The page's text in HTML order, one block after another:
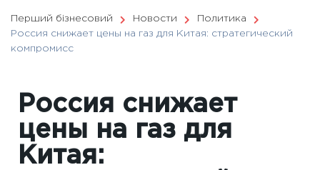
Перший бізнесовий Новости
Политика
Россия снижает цены на газ для Китая: стратегический
компромисс
Россия снижает
цены на газ для
Китая: